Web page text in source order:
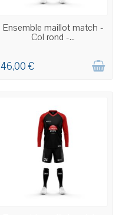
COMMANDE PERSONNALISÉE
Ensemble maillot match -
Col rond -...
46,00 €